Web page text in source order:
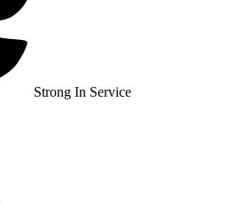
Strong In Service